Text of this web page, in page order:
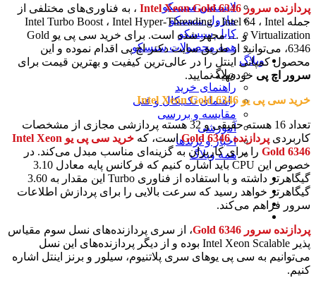
لایسنس سیسکو
ماژول سیسکو
کابل سیسکو
همه محصولات سیسکو
وبلاگ
وبلاگ
راهنمای خرید
راهنمای تکنیکال و فنی
مقایسه و بررسی
آموزشی
اخبار و ترندها
همه وبلاگ
پردازنده سرور Intel Xeon Gold 6346
، به فناوری‌های مختلفی از
جمله Intel Turbo Boost ، Intel Hyper-Threading ، Intel 64 ، Intel
Virtualization و … مجهز شده است. برای خرید سی پی یو Gold
6346، می‌توانید از طریق سایت دکتر اچ پی اقدام نموده و این
محصول کمپانی اینتل را در عالی‌ترین کیفیت و بهترین قیمت برای
سرور اچ پی خود تهیه نمایید.
خرید سی پی یو Intel Xeon Gold 6346
تعداد 16 هسته حقیقی و 32 هسته پردازشی مجازی از مشخصات
کاربردی پردازنده Gold 6346 است، که خرید
سی پی یو Intel Xeon
Gold 6346 را برای کاربران به گزینه‌ای مناسب مبدل می‌کند. در
خصوص این CPU باید اشاره کنیم که فرکانس پایه معادل 3.10
گیگاهرتز داشته و با استفاده از فناوری Turbo این مقدار به 3.60
گیگاهرتز خواهد رسید که سرعت بالایی را برای پردازش اطلاعات
سرور فراهم می‌کند.
پردازنده سرور Gold 6346
، از سری پردازنده‌های نسل سوم مقیاس
پذیر Intel Xeon Scalable بوده و از دیگر پردازنده‌های این نسل
می‌توانیم به سی پی یو‌های سری پلاتنیوم، سیلور و برنز اینتل اشاره
کنیم.